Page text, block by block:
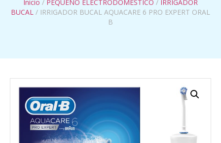
Inicio / PEQUEÑO ELECTRODOMÉSTICO / IRRIGADOR
BUCAL / IRRIGADOR BUCAL AQUACARE 6 PRO EXPERT ORAL
B